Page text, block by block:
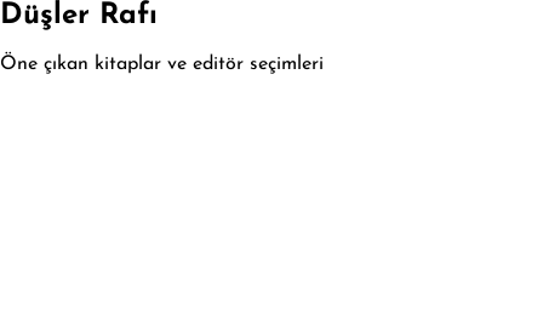
Düşler Rafı
Öne çıkan kitaplar ve editör seçimleri